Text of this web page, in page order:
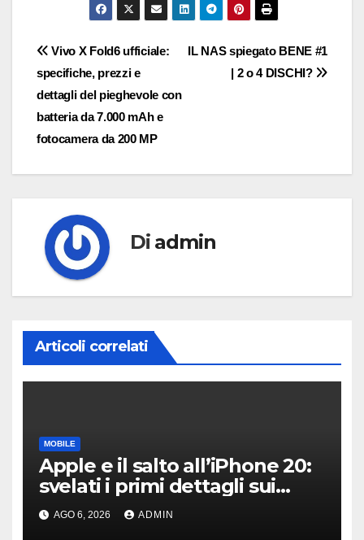
Navigazione
articoli
IL NAS spiegato BENE #1
| 2 o 4 DISCHI?
Vivo X Fold6 ufficiale:
specifiche, prezzi e
dettagli del pieghevole con
batteria da 7.000 mAh e
fotocamera da 200 MP
Di admin
Articoli correlati
MOBILE
Apple e il salto all’iPhone 20:
svelati i primi dettagli sui
display dei futuri top di
gamma
AGO 6, 2026 ADMIN